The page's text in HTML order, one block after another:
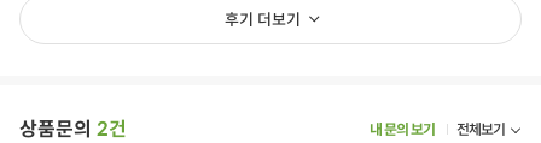
후기 더보기
상품문의 2건 내 문의 보기 전체보기